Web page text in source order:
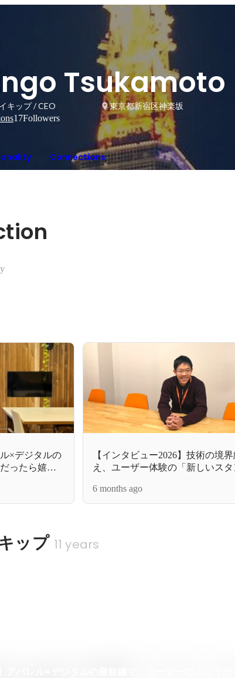
Tsukamoto
キップ / CEO
東京都新宿区神楽坂
17Followers
Connections
×デジタルの
ったら嬉し
【インタビュー2026】技術の境
え、ユーザー体験の「新しいス
戦
6 months ago
ップ 11 years